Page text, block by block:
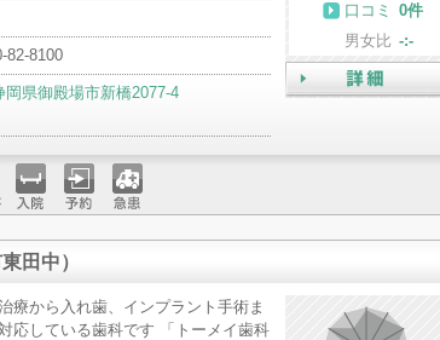
82-8100
岡県御殿場市新橋2077-4
口コミ
0件
男女比 -:-
入院 予約 急患
田中）
療から入れ歯、インプラント手術ま
応している歯科です 「トーメイ歯科